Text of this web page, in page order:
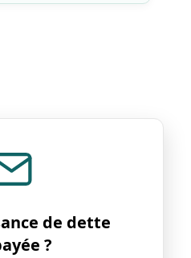
de dette
?